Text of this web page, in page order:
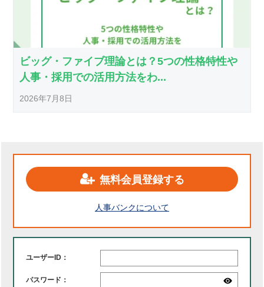
ビッグ・ファイブ理論とは？5つの性格特性や
人事・採用での活用方法をわ...
2026年7月8日
無料会員登録する
人事バンクについて
ユーザーID：
パスワード：